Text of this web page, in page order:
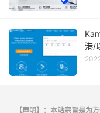
港/
【声明】：本站宗旨是为